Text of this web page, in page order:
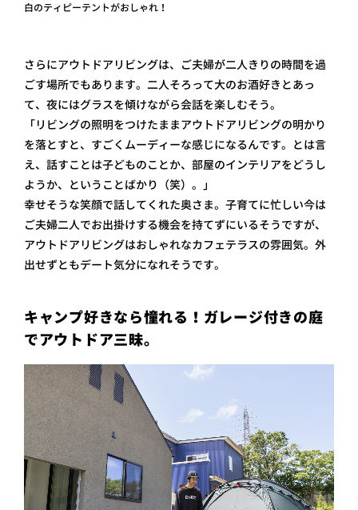
白のティピーテントがおしゃれ！
さらにアウトドアリビングは、ご夫婦が二人きりの時間を過
ごす場所でもあります。二人そろって大のお酒好きとあっ
て、夜にはグラスを傾けながら会話を楽しむそう。
「リビングの照明をつけたままアウトドアリビングの明かり
を落とすと、すごくムーディーな感じになるんです。とは言
え、話すことは子どものことか、部屋のインテリアをどうし
ようか、ということばかり（笑）。」
幸せそうな笑顔で話してくれた奥さま。子育てに忙しい今は
ご夫婦二人でお出掛けする機会を持てずにいるそうですが、
アウトドアリビングはおしゃれなカフェテラスの雰囲気。外
出せずともデート気分になれそうです。
キャンプ好きなら憧れる！ガレージ付きの庭
でアウトドア三昧。